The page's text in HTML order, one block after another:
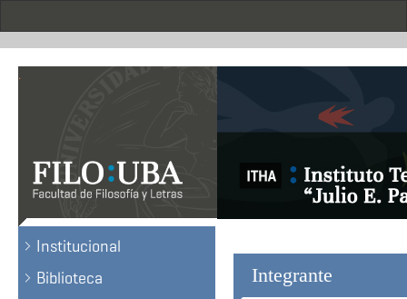
.
Institucional
Biblioteca
Integrante